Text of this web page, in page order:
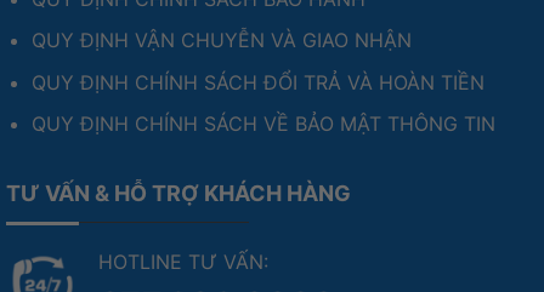
QUY ĐỊNH VẬN CHUYỄN VÀ GIAO NHẬN
QUY ĐỊNH CHÍNH SÁCH ĐỔI TRẢ VÀ HOÀN TIỀN
QUY ĐỊNH CHÍNH SÁCH VỀ BẢO MẬT THÔNG TIN
TƯ VẤN & HỖ TRỢ KHÁCH HÀNG
HOTLINE TƯ VẤN: